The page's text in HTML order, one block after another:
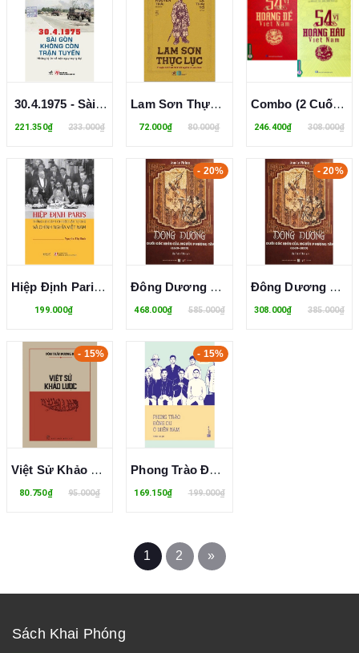
30.4.1975 - Sài Gòn Không Còn Trận Tuyến - Những Ký Ức Về Một Ngày Trọng Đại
221.350₫ 233.000₫
Lam Sơn Thực Lục - Truyện Lê Thái Tổ Khởi Nghĩa Ở Lam Sơn - Nguyễn Trãi
72.000₫ 80.000₫
Combo (2 Cuốn Sách) 54 Vị Hoàng Đế Việt Nam + 54 Vị Hoàng Hậu Việt Nam (Đặng Việt Thủy, Đặng Thành Trung)
246.400₫ 308.000₫
Hiệp Định Paris - Thắng Lợi Của Ý Chí Độc Lập, Tự Chủ Và Chính Nghĩa Việt Nam (Bìa Cứng) Nguyễn Thị Bình
199.000₫
- 20%
Đông Dương Dưới Góc Nhìn Của Người Phương Tây (1620–1820) Bìa Cứng - Jean Le Pichon
468.000₫ 585.000₫
- 20%
Đông Dương Dưới Góc Nhìn Của Người Phương Tây (1620–1820) Jean Le Pichon
308.000₫ 385.000₫
- 15%
Việt Sử Khảo Lược - Tôn Thất Dương Kỵ
80.750₫ 95.000₫
- 15%
Phong Trào Đông Du Ở Miền Nam
169.150₫ 199.000₫
1 2 »
Sách Khai Phóng